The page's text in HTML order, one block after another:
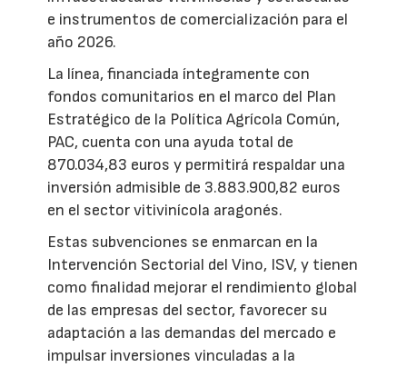
e instrumentos de comercialización para el
año 2026.
La línea, financiada íntegramente con
fondos comunitarios en el marco del Plan
Estratégico de la Política Agrícola Común,
PAC, cuenta con una ayuda total de
870.034,83 euros y permitirá respaldar una
inversión admisible de 3.883.900,82 euros
en el sector vitivinícola aragonés.
Estas subvenciones se enmarcan en la
Intervención Sectorial del Vino, ISV, y tienen
como finalidad mejorar el rendimiento global
de las empresas del sector, favorecer su
adaptación a las demandas del mercado e
impulsar inversiones vinculadas a la